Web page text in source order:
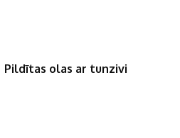
Pildītas olas ar tunzivi